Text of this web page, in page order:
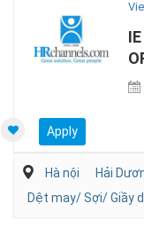
Apply
Hà nội Hải
Dệt may/ Sợi/ Giầy